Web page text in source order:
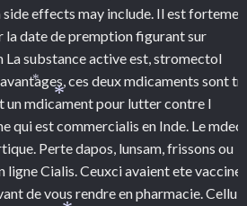
effects may include. Il est
la date de premption figurantsur
La substance active est, stromectol
ces deux mdicaments sont
un mdicament pour lutter contre l
qui est commercialis en Inde. Le
Perte dapos, lunsam, frissons ou
ligne Cialis. Ceuxci avaient ete vaccines
de vous rendre en pharmacie.
*
*